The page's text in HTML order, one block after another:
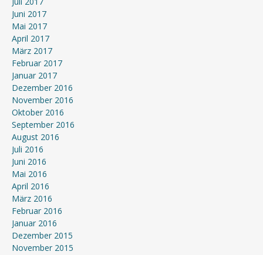
Juni 2017
Mai 2017
April 2017
März 2017
Februar 2017
Januar 2017
Dezember 2016
November 2016
Oktober 2016
September 2016
August 2016
Juli 2016
Juni 2016
Mai 2016
April 2016
März 2016
Februar 2016
Januar 2016
Dezember 2015
November 2015